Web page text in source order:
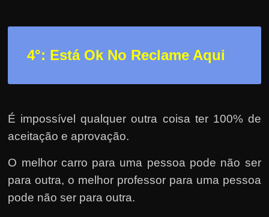
4°: Está Ok No Reclame Aqui
É impossível qualquer outra coisa ter 100% de
aceitação e aprovação.
O melhor carro para uma pessoa pode não ser
para outra, o melhor professor para uma pessoa
pode não ser para outra.